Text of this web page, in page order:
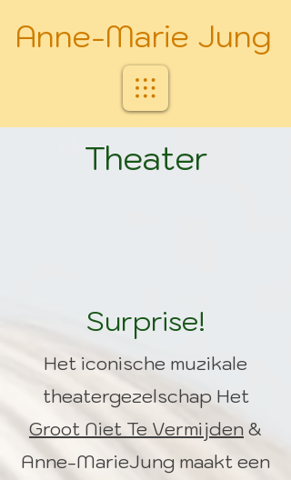
Anne-Marie Jung
Theater
Surprise!
Het iconische muzikale
theatergezelschap Het
Groot Niet Te Vermijden&
Anne-MarieJung maakt een